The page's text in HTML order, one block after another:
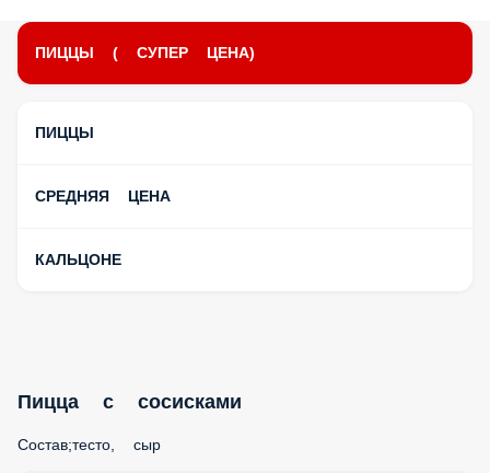
ПИЦЦЫ ( СУПЕР ЦЕНА)
ПИЦЦЫ
СРЕДНЯЯ ЦЕНА
КАЛЬЦОНЕ
Пицца с сосисками
Состав;тесто, сыр